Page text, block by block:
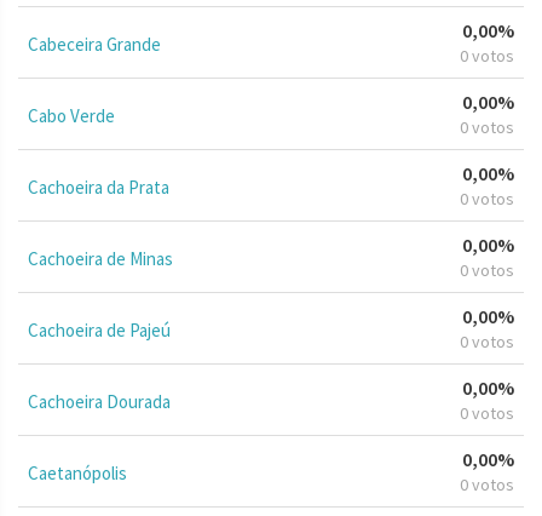
Cabeceira Grande
0,00%
0 votos
Cabo Verde
0,00%
0 votos
Cachoeira da Prata
0,00%
0 votos
Cachoeira de Minas
0,00%
0 votos
Cachoeira de Pajeú
0,00%
0 votos
Cachoeira Dourada
0,00%
0 votos
Caetanópolis
0,00%
0 votos